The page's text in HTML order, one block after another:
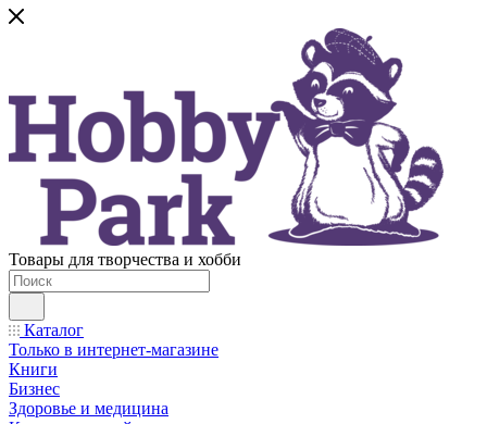
Товары для творчества и хобби
Каталог
Только в интернет-магазине
Книги
Бизнес
Здоровье и медицина